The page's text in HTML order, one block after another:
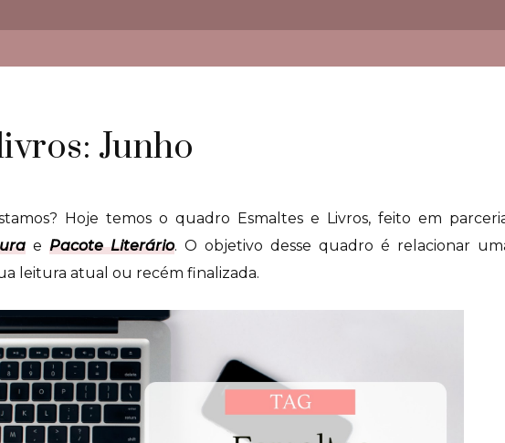
Junho
Hoje temos o quadro Esmaltes e Livros, feito em
e Pacote Literário. O objetivo desse quadro é relacionar
leitura atual ou recém finalizada.